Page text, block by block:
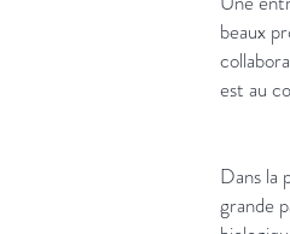
beaux
est au
Dans la
grande